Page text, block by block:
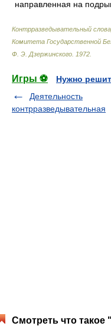
направленная на
Контрразведывательный
Комитета Государственной
Ф. Э. Дзержинского 1972
Игры ⚽
Нужно
Деятельность
контрразведывательная
Смотреть что такое